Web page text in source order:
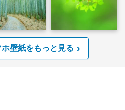
壁紙をもっと見る